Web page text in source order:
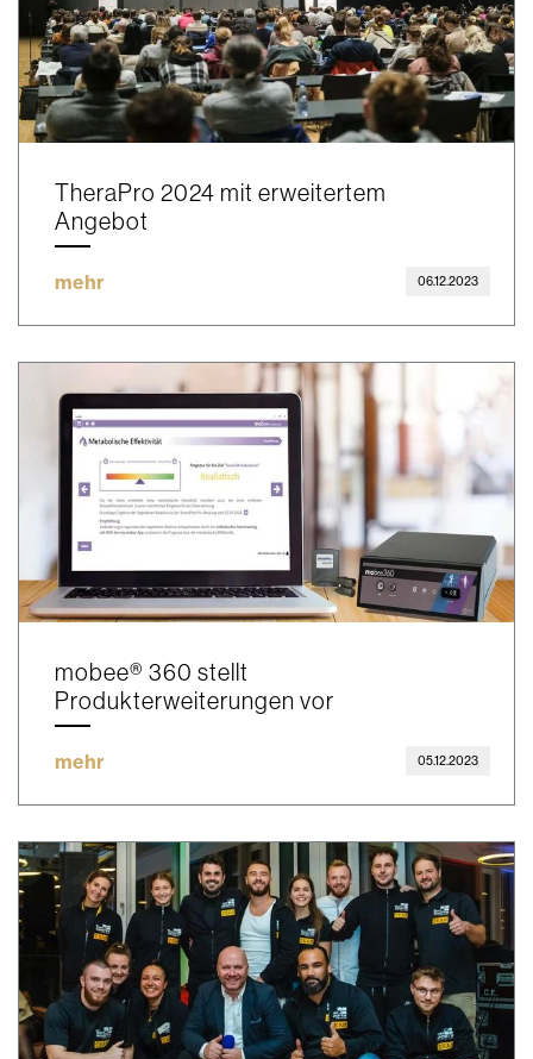
TheraPro 2024 mit erweitertem
Angebot
mehr 06.12.2023
mobee® 360 stellt
Produkterweiterungen vor
mehr 05.12.2023